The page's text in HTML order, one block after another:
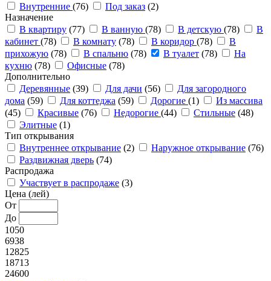
Внутренние (76) Под заказ (2)
Назначение
В квартиру (77) В ванную (78) В детскую (78)
В
кабинет (78) В комнату (78) В коридор (78)
В
прихожую (78) В спальню (78) В туалет (78)
На
кухню (78) Офисные (78)
Дополнительно
Деревянные (39) Для дачи (56)
Для загородного
дома (59) Для коттеджа (59) Дорогие (1)
Из массива
(45)
Красивые (76) Недорогие (44) Стильные (48)
Элитные (1)
Тип открывания
Внутреннее открывание (2) Наружное открывание (76)
Раздвижная дверь (74)
Распродажа
Участвует в распродаже (3)
Цена (лей)
От
До
1050
6938
12825
18713
24600